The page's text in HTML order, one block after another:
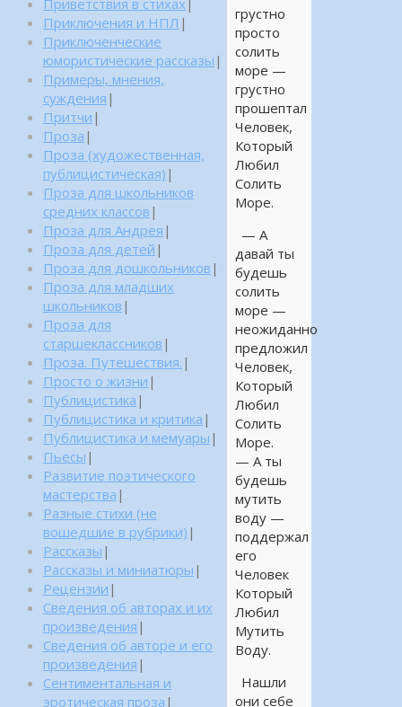
грустно
просто
солить
море —
грустно
прошептал
Человек,
Который
Любил
Солить
Море.
— А
давай ты
будешь
солить
море —
неожиданно
предложил
Человек,
Который
Любил
Солить
Море.
— А ты
будешь
мутить
воду —
поддержал
его
Человек
Который
Любил
Мутить
Воду.
Нашли
они себе
Приветствия в стихах
Приключения и НПЛ |
Приключенческие
юмористические рассказы |
Примеры, мнения,
суждения |
Притчи |
Проза |
Проза (художественная,
публицистическая) |
Проза для школьников
средних классов |
Проза для Андрея |
Проза для детей |
Проза для дошкольников |
Проза для младших
школьников |
Проза для
старшеклассников |
Проза. Путешествия. |
Просто о жизни |
Публицистика |
Публицистика и критика |
Публицистика и мемуары |
Пьесы |
Развитие поэтического
мастерства |
Разные стихи (не
вошедшие в рубрики) |
Рассказы |
Рассказы и миниатюры |
Рецензии |
Сведения об авторах и их
произведения |
Сведения об авторе и его
произведения |
Сентиментальная и
эротическая проза |